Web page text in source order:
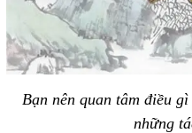
Bạn nên quan tâm điều
những